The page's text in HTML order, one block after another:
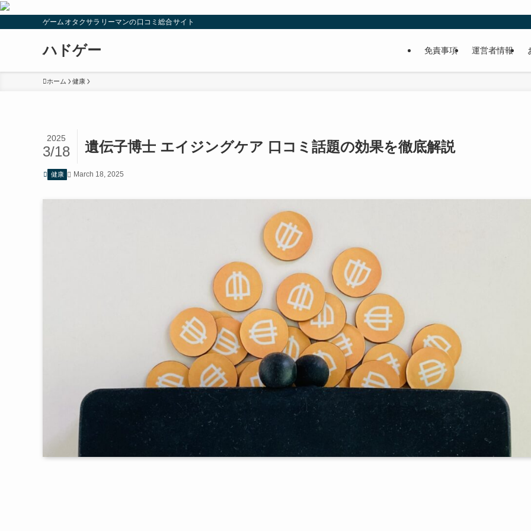
ゲームオタクサラリーマンの口コミ総合サイト
ハドゲー 免責事項 運営者情報
ホーム 健康
遺伝子博士 エイジングケア 口コミ話題の効果を徹底解説
2025
3/18
健康 March 18, 2025